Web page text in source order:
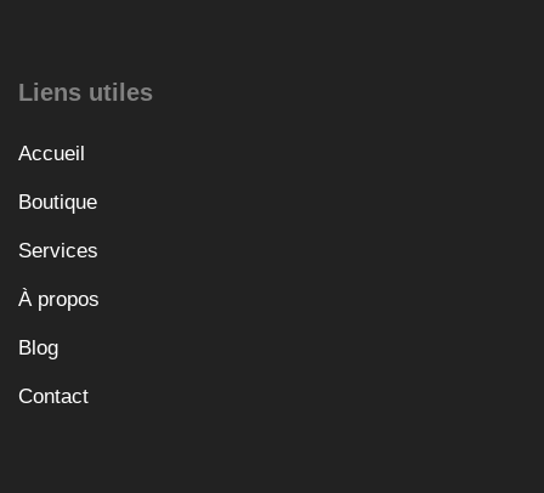
Liens utiles
Accueil
Boutique
Services
À propos
Blog
Contact